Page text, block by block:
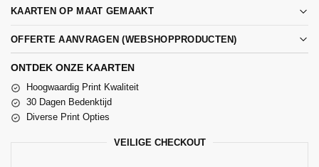
KAARTEN OP MAAT GEMAAKT
OFFERTE AANVRAGEN (WEBSHOPPRODUCTEN)
ONTDEK ONZE KAARTEN
Hoogwaardig Print Kwaliteit
30 Dagen Bedenktijd
Diverse Print Opties
VEILIGE CHECKOUT